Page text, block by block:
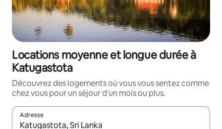
Locations moyenne et longue durée à
Katugastota
Découvrez des logements où vous vous sentez comme
chez vous pour un séjour d'un mois ou plus.
Adresse
Lorsque les résultats s'affichent, utilisez les flèches vers le